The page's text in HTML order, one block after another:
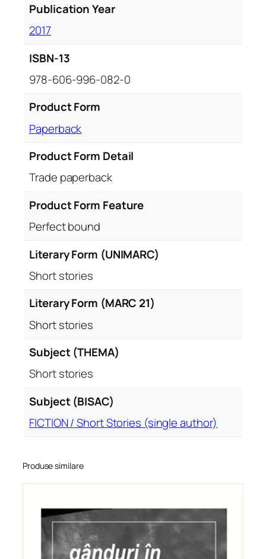
Publication Year
2017
ISBN-13
978-606-996-082-0
Product Form
Paperback
Product Form Detail
Trade paperback
Product Form Feature
Perfect bound
Literary Form (UNIMARC)
Short stories
Literary Form (MARC 21)
Short stories
Subject (THEMA)
Short stories
Subject (BISAC)
FICTION / Short Stories (single author)
Produse similare